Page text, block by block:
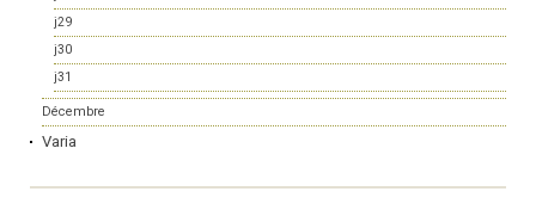
j29
j30
j31
Décembre
Varia